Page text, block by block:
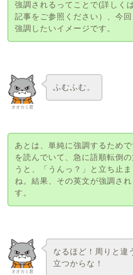
強調されるってことで(詳しく
記事をご参照ください）、今回
強調したいイメージです。
オオカミ君
ふむふむ。
あとは、単純に強調するため
を読んでいて、急に語順転倒
うと、「うんっ？」と立ち止ま
ね。結果、その英文が強調さ
す。
オオカミ君
なるほど！周りと違
立つからな！